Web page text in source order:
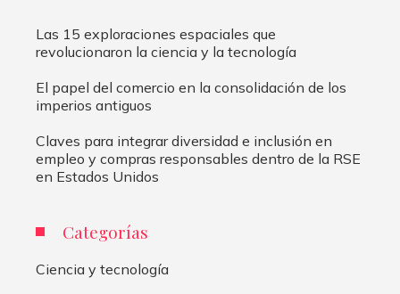
Las 15 exploraciones espaciales que
revolucionaron la ciencia y la tecnología
El papel del comercio en la consolidación de los
imperios antiguos
Claves para integrar diversidad e inclusión en
empleo y compras responsables dentro de la RSE
en Estados Unidos
Categorías
Ciencia y tecnología